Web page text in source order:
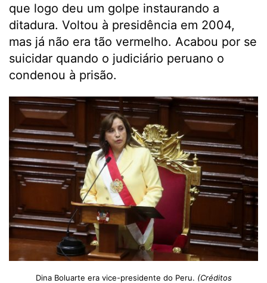
que logo deu um golpe instaurando a
ditadura. Voltou à presidência em 2004,
mas já não era tão vermelho. Acabou por se
suicidar quando o judiciário peruano o
condenou à prisão.
Dina Boluarte era vice-presidente do Peru. (Créditos